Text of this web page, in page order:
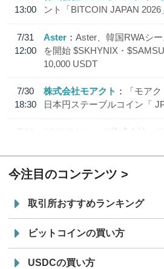
13:00
ント「BITCOIN JAPAN 2026
7/31
12:00
Aster
Aster、韓国RWAシ
を開始 $SKHYNIX・
10,000 USDT
7/30
18:30
株式会社モアクト
「モア
日本円ステーブルコイン「
7/29
SBI VCトレード株式会社
今注目のコンテンツ
取引所おすすめランキング
ビットコインの買い方
USDCの買い方